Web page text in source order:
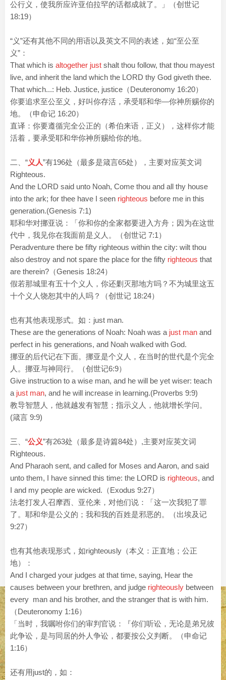
公行义，使我所应许亚伯拉罕的话都成就了。」（创世记
18:19）
“义”还有其他不同的用语以及英文不同的表述，如“至公至
义”：
That which is altogether just shalt thou follow, that thou mayest
live, and inherit the land which the LORD thy God giveth thee.
That which...: Heb. Justice, justice（Deuteronomy 16:20）
你要追求至公至义，好叫你存活，承受耶和华―你神所赐你的
地。（申命记 16:20）
直译：你要遵循完全公正的（希伯来语，正义），这样你才能
活着，要承受耶和华你神所赐给你的地。
二、“义人”有196处（最多是箴言65处），主要对应英文词
Righteous.
And the LORD said unto Noah, Come thou and all thy house
into the ark; for thee have I seen righteous before me in this
generation.(Genesis 7:1)
耶和华对挪亚说：「你和你的全家都要进入方舟；因为在这世
代中，我见你在我面前是义人。（创世记 7:1）
Peradventure there be fifty righteous within the city: wilt thou
also destroy and not spare the place for the fifty righteous that
are therein?（Genesis 18:24）
假若那城里有五十个义人，你还剿灭那地方吗？不为城里这五
十个义人饶恕其中的人吗？（创世记 18:24）
也有其他表现形式。如：just man.
These are the generations of Noah: Noah was a just man and
perfect in his generations, and Noah walked with God.
挪亚的后代记在下面。挪亚是个义人，在当时的世代是个完全
人。挪亚与神同行。（创世记6:9）
Give instruction to a wise man, and he will be yet wiser: teach
a just man, and he will increase in learning.(Proverbs 9:9)
教导智慧人，他就越发有智慧；指示义人，他就增长学问。
(箴言 9:9)
三、“公义”有263处（最多是诗篇84处）,主要对应英文词
Righteous.
And Pharaoh sent, and called for Moses and Aaron, and said
unto them, I have sinned this time: the LORD is righteous, and
I and my people are wicked.（Exodus 9:27）
法老打发人召摩西、亚伦来，对他们说：「这一次我犯了罪
了。耶和华是公义的；我和我的百姓是邪恶的。（出埃及记
9:27）
也有其他表现形式，如righteously（本义：正直地；公正
地）：
And I charged your judges at that time, saying, Hear the
causes between your brethren, and judge righteously between
every man and his brother, and the stranger that is with him.
（Deuteronomy 1:16）
「当时，我嘱咐你们的审判官说：『你们听讼，无论是弟兄彼
此争讼，是与同居的外人争讼，都要按公义判断。（申命记
1:16）
还有用just的，如：